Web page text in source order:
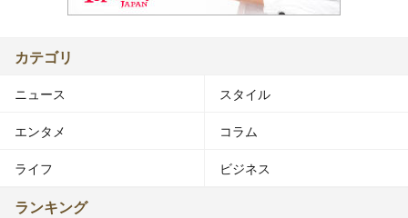
カテゴリ
ニュース スタイル
エンタメ コラム
ライフ ビジネス
ランキング